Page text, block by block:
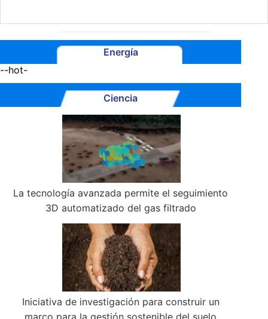
Energía
--hot-
Ciencia
La tecnología avanzada permite el seguimiento
3D automatizado del gas filtrado
Iniciativa de investigación para construir un
marco para la gestión sostenible del suelo